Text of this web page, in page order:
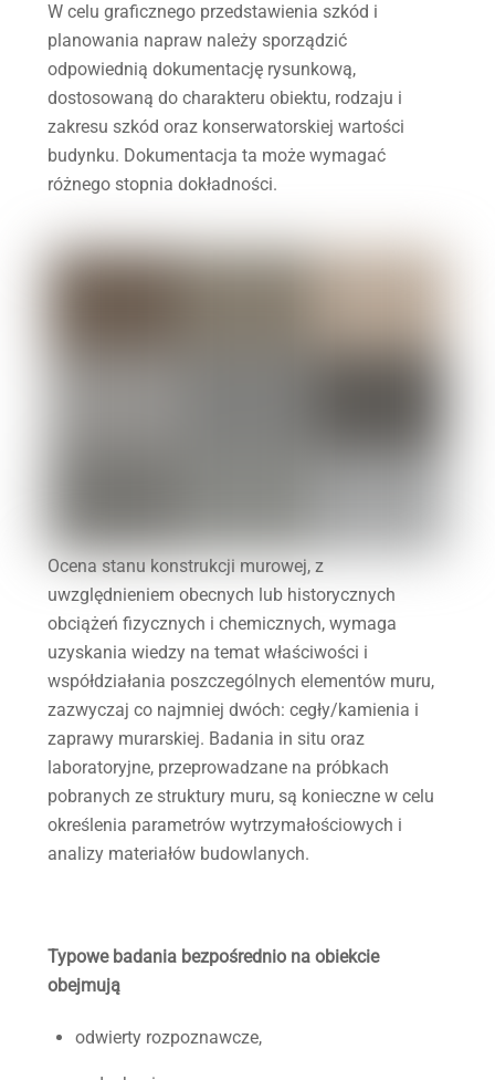
W celu graficznego przedstawienia szkód i
planowania napraw należy sporządzić
odpowiednią dokumentację rysunkową,
dostosowaną do charakteru obiektu, rodzaju i
zakresu szkód oraz konserwatorskiej wartości
budynku. Dokumentacja ta może wymagać
różnego stopnia dokładności.
Ocena stanu konstrukcji murowej, z
uwzględnieniem obecnych lub historycznych
obciążeń fizycznych i chemicznych, wymaga
uzyskania wiedzy na temat właściwości i
współdziałania poszczególnych elementów muru,
zazwyczaj co najmniej dwóch: cegły/kamienia i
zaprawy murarskiej. Badania in situ oraz
laboratoryjne, przeprowadzane na próbkach
pobranych ze struktury muru, są konieczne w celu
określenia parametrów wytrzymałościowych i
analizy materiałów budowlanych.
Typowe badania bezpośrednio na obiekcie
obejmują
odwierty rozpoznawcze,